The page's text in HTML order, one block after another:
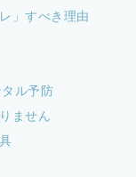
」すべき理由
ル予防
ません